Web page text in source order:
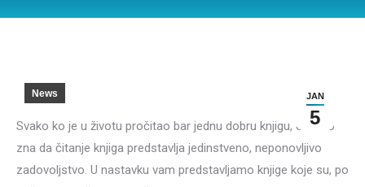
JAN
5
News
Svako ko je u životu pročitao bar jednu dobru knjigu, odlično
zna da čitanje knjiga predstavlja jedinstveno, neponovljivo
zadovoljstvo. U nastavku vam predstavljamo knjige koje su, po